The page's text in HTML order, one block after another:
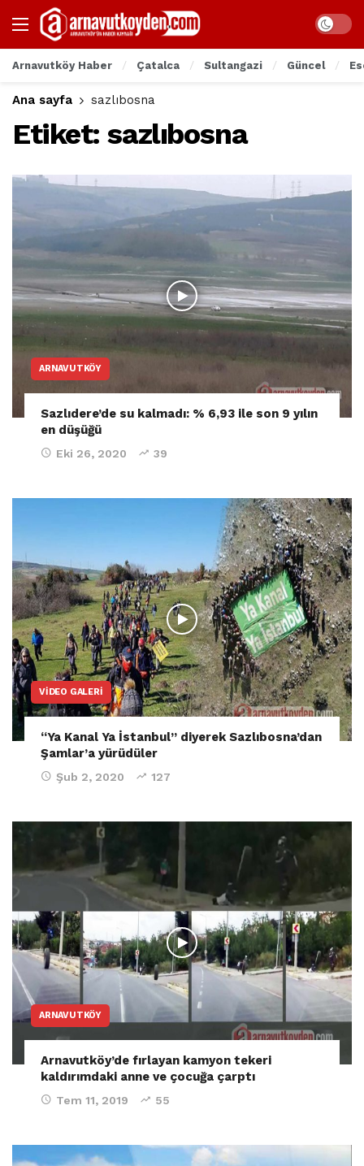
Arnavutköy Haber Çatalca Sultangazi Güncel
Ana sayfa sazlıbosna
Etiket: sazlıbosna
ARNAVUTKÖY
Sazlıdere’de su kalmadı: % 6,93 ile son 9 yılın
en düşüğü
Eki 26, 2020 39
VIDEO GALERI
“Ya Kanal Ya İstanbul” diyerek Sazlıbosna’dan
Şamlar’a yürüdüler
Şub 2, 2020 127
ARNAVUTKÖY
Arnavutköy’de fırlayan kamyon tekeri
kaldırımdaki anne ve çocuğa çarptı
Tem 11, 2019 55